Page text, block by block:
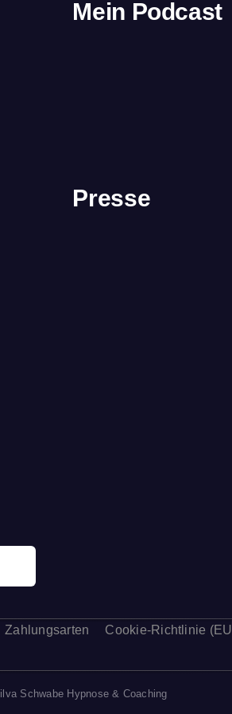
Mein Podcast
Presse
Zahlungsarten Cookie-Richtlinie
Schwabe Hypnose & Coaching